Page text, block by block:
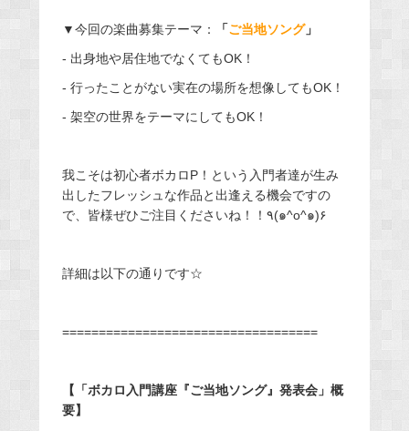
▼今回の楽曲募集テーマ： 「ご当地ソング」
- 出身地や居住地でなくてもOK！
- 行ったことがない実在の場所を想像してもOK！
- 架空の世界をテーマにしてもOK！
我こそは初心者ボカロP！という入門者達が生み
出したフレッシュな作品と出逢える機会ですの
で、皆様ぜひご注目くださいね！！٩(๑^o^๑)۶
詳細は以下の通りです☆
===================================
【「ボカロ入門講座『ご当地ソング』発表会」概
要】